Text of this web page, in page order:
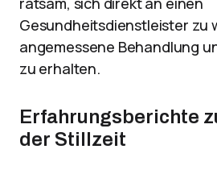
Gesundheitsdienstleister zu
angemessene Behandlung
zu erhalten.
Erfahrungsberichte
der Stillzeit